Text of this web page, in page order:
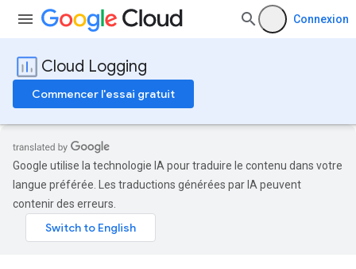
Connexion
Cloud Logging
Commencer l'essai gratuit
Google utilise la technologie IA pour traduire le contenu dans votre
langue préférée. Les traductions générées par IA peuvent
contenir des erreurs.